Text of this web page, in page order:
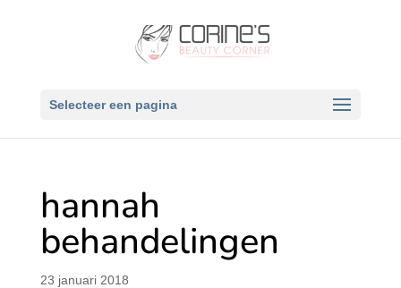
Selecteer een pagina
hannah
behandelingen
23 januari 2018